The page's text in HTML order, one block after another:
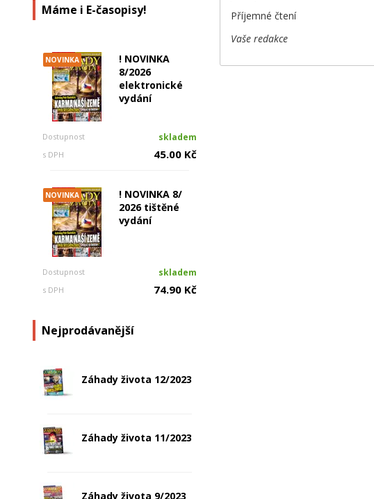
Máme i E-časopisy!
NOVINKA
! NOVINKA
8/2026
elektronické
vydání
Dostupnost skladem
s DPH 45.00 Kč
NOVINKA
! NOVINKA 8/
2026 tištěné
vydání
Dostupnost skladem
s DPH 74.90 Kč
Nejprodávanější
Záhady života 12/2023
Záhady života 11/2023
Záhady života 9/2023
Příjemné čtení
Vaše redakce